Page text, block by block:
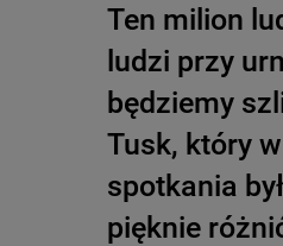
Ten milion
ludzi przy
będziemy
Tusk, który
spotkania
pięknie